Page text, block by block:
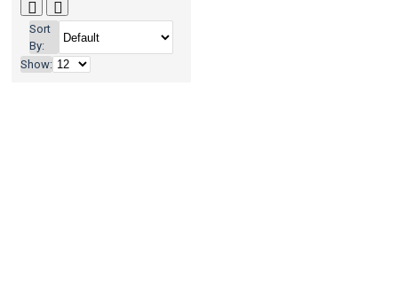
Sort
By:
Show: